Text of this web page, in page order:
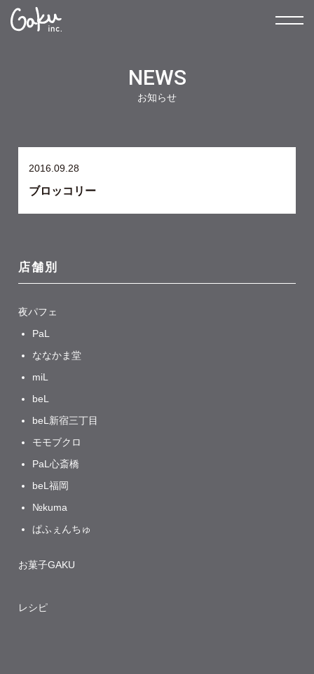
NEWS
お知らせ
2016.09.28
ブロッコリー
店舗別
夜パフェ
PaL
ななかま堂
miL
beL
beL新宿三丁目
モモブクロ
PaL心斎橋
beL福岡
№kuma
ぱふぇんちゅ
お菓子GAKU
レシピ